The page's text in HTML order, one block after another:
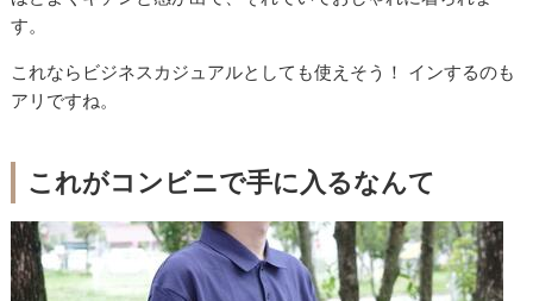
す。
これならビジネスカジュアルとしても使えそう！ インするのも
アリですね。
これがコンビニで手に入るなんて